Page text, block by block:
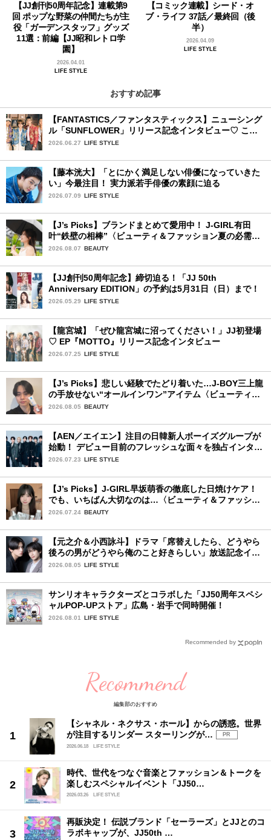
【JJ創刊50周年記念】連載第9
回 ポップな野菜の仲間たちが主
役「ガーデンスタッフ」グッズ
11選：前編【JJ昭和レトロ学
園】
2026.04.01
LIFE STYLE
【コミック連載】シード・オ
ブ・ライフ 37話／最終回（後
半）
2026.04.09
LIFE STYLE
おすすめ記事
【FANTASTICS／ファンタスティックス】ニューシング
ル「SUNFLOWER」リリース記念インタビュー♡ この
夏楽しみにしていることは？
2026.06.27 LIFE STYLE
【藤本洸大】「とにかく満足しない俳優になっていきた
い」今最注目！ 実力派若手俳優の素顔に迫る
2026.07.09 LIFE STYLE
【J’s Picks】ブランドまとめて愛用中！ J-GIRL有田
叶“鉄壁の相棒”〈ビューティ＆ファッション夏の必需
品〉
2026.08.07 BEAUTY
【JJ創刊50周年記念】締切迫る！「JJ 50th
Anniversary EDITION」の予約は5月31日（日）まで！
2026.05.29 LIFE STYLE
【龍宮城】「ぜひ龍宮城に沼ってください！」JJ初登場
♡ EP『MOTTO』リリース記念インタビュー
2026.07.25 LIFE STYLE
【J’s Picks】悲しい経験でたどり着いた…J-BOY三上龍
の手放せない“オールインワン”アイテム〈ビューティ＆
ファッション夏の必需品〉
2026.08.05 BEAUTY
【AEN／エイエン】注目の日韓新人ボーイズグループが
始動！ デビュー目前のフレッシュな面々を独占インタビ
ュー。7人の魅力に迫ります♪
2026.07.23 LIFE STYLE
【J’s Picks】J-GIRL早坂萌香の徹底した日焼けケア！
でも、いちばん大切なのは…〈ビューティ＆ファッショ
ン夏の必需品〉
2026.07.24 BEAUTY
【元之介＆小西詠斗】ドラマ「席替えしたら、どうやら
後ろの男がどうやら俺のこと好きらしい」放送記念イン
タビュー♡ 「自然と詠斗くんが可愛く見えたんです」
2026.08.05 LIFE STYLE
サンリオキャラクターズとコラボした「JJ50周年スペシ
ャルPOP-UPストア」広島・岩手で同時開催！
2026.08.01 LIFE STYLE
Recommended by
Recommend
編集部のおすすめ
【シャネル・ネクサス・ホール】からの誘惑。世界
が注目するリンダー スターリングが…
PR
2026.06.18
LIFE STYLE
時代、世代をつなぐ音楽とファッション＆トークを
楽しむスペシャルイベント「JJ50…
2026.03.26 LIFE STYLE
再販決定！ 伝説ブランド「セーラーズ」とJJとのコ
ラボキャップが、JJ50th …